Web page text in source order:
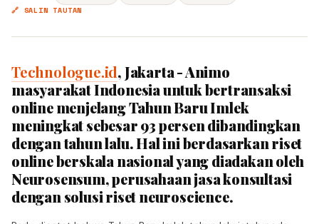
🔗 SALIN TAUTAN
Technologue.id, Jakarta - Animo
masyarakat Indonesia untuk bertransaksi
online menjelang Tahun Baru Imlek
meningkat sebesar 93 persen dibandingkan
dengan tahun lalu. Hal ini berdasarkan riset
online berskala nasional yang diadakan oleh
Neurosensum, perusahaan jasa konsultasi
dengan solusi riset neuroscience.